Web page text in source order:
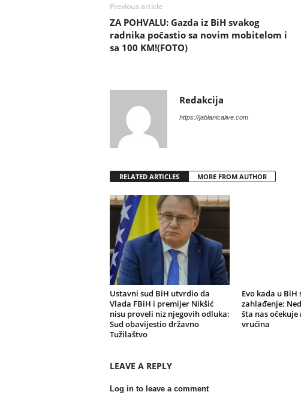
Previous article
ZA POHVALU: Gazda iz BiH svakog
radnika počastio sa novim mobitelom i
sa 100 KM!(FOTO)
Redakcija
https://jablanicalive.com
RELATED ARTICLES MORE FROM AUTHOR
Ustavni sud BiH utvrdio da
Vlada FBiH i premijer Nikšić
nisu proveli niz njegovih odluka:
Sud obavijestio državno
Tužilaštvo
Evo kada u
zahlađenje:
šta nas
vrućina
LEAVE A REPLY
Log in to leave a comment